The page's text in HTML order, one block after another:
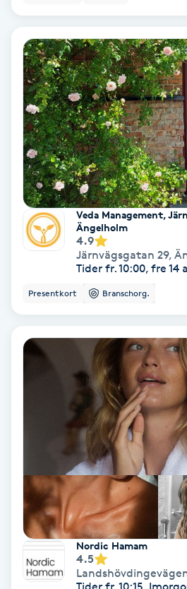
Brynfärgning
Brynplockning
Bröllopsuppsättning
Celluliter
Coachning
Damklippning
Diamantslipning
Enzympeeling
Veda Management,
Ängelholm
4.9
Järnvägsgatan 29,
Tider fr. 10:00, fre 14
Presentkort Branschorg.
Nordic Hamam
4.5
Tider fr. 10:15,